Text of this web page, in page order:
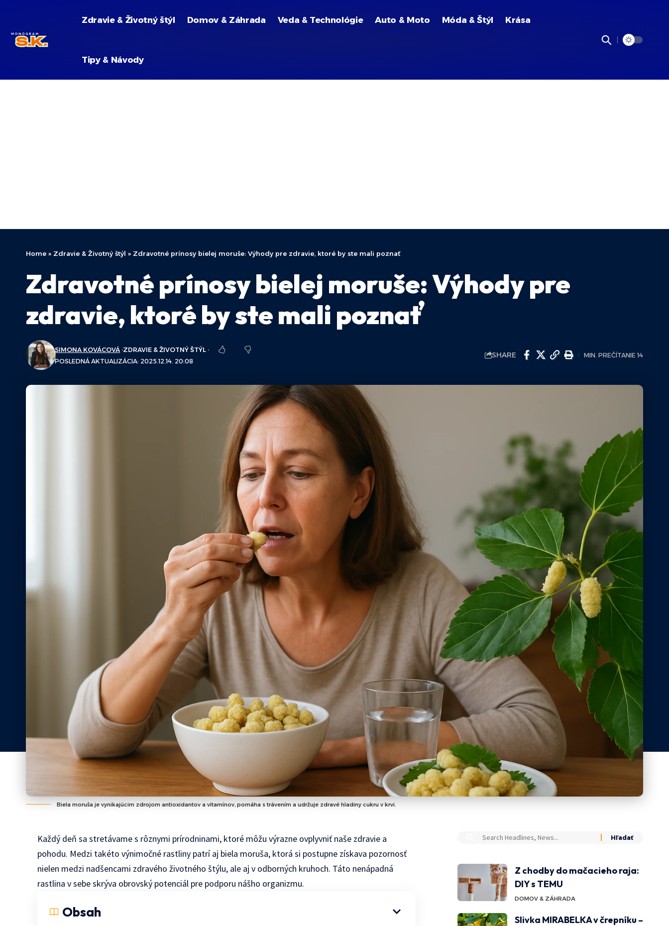
Zdravie & Životný štýl Domov & Záhrada Veda & Technológie Auto & Moto Móda & Štýl Krása
Tipy & Návody
Home » Zdravie & Životný štýl » Zdravotné prínosy bielej moruše: Výhody pre zdravie, ktoré by ste mali poznať
Zdravotné prínosy bielej moruše: Výhody pre
zdravie, ktoré by ste mali poznať
POSLEDNÁ AKTUALIZÁCIA: 2025.12.14. 20:08
SIMONA KOVÁCOVÁ ZDRAVIE & ŽIVOTNÝ ŠTÝL
SHARE MIN. PREČÍTANIE 14
Biela moruša je vynikajúcim zdrojom antioxidantov a vitamínov, pomáha s trávením a udržuje zdravé hladiny cukru v krvi.
Každý deň sa stretávame s rôznymi prírodninami, ktoré môžu výrazne ovplyvniť naše zdravie a
pohodu. Medzi takéto výnimočné rastliny patrí aj biela moruša, ktorá si postupne získava pozornosť
nielen medzi nadšencami zdravého životného štýlu, ale aj v odborných kruhoch. Táto nenápadná
rastlina v sebe skrýva obrovský potenciál pre podporu nášho organizmu.
Obsah
Z chodby do mačacieho raja:
DIY s TEMU
DOMOV & ZÁHRADA
Slivka MIRABELKA v črepníku –